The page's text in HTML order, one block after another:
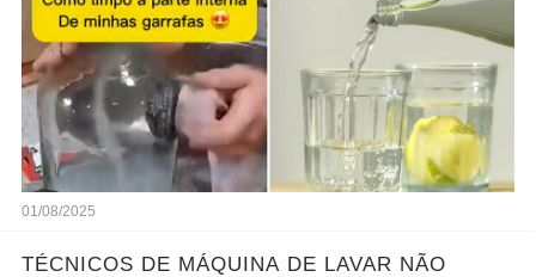
01/08/2025
TÉCNICOS DE MÁQUINA DE LAVAR NÃO